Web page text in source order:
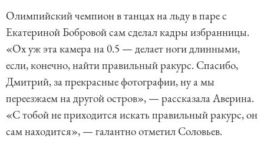
Олимпийский чемпион в танцах на льду в паре с
Екатериной Бобровой сам сделал кадры избранницы.
«Ох уж эта камера на 0.5 — делает ноги длинными,
если, конечно, найти правильный ракурс. Спасибо,
Дмитрий, за прекрасные фотографии, ну а мы
переезжаем на другой остров», — рассказала Аверина.
«С тобой не приходится искать правильный ракурс, он
сам находится», — галантно отметил Соловьев.